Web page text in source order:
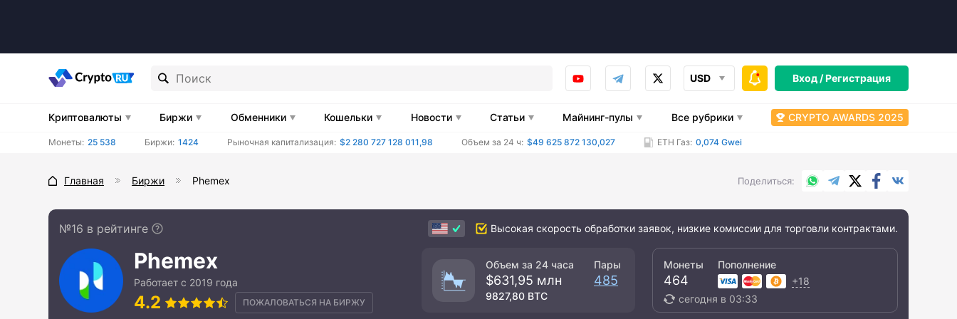
USD Вход /Регистрация
Криптовалюты Биржи Обменники Кошельки Новости Статьи Майнинг-пулы Все рубрики CRYPTO AWARDS 2025
Монеты: 25 538 Биржи: 1424 Рыночная капитализация: $2 280 727 128 011,98 Объем за 24 ч: $49 625 872 130,027 ETH Газ: 0,074 Gwei
Главная Биржи Phemex Поделиться WhatsApp
TelegramX.comFacebook
№16 в рейтинге Высокая скорость обработки заявок, низкие комиссии для торговли контрактами.
Phemex
Работает с 2019 года
4.2 ПОЖАЛОВАТЬСЯ НА БИРЖУ
Объем за 24 часа
$631,95 млн
9827,80 BTC
Пары
485
Монеты
464
Пополнение
+18
сегодня в 03:33